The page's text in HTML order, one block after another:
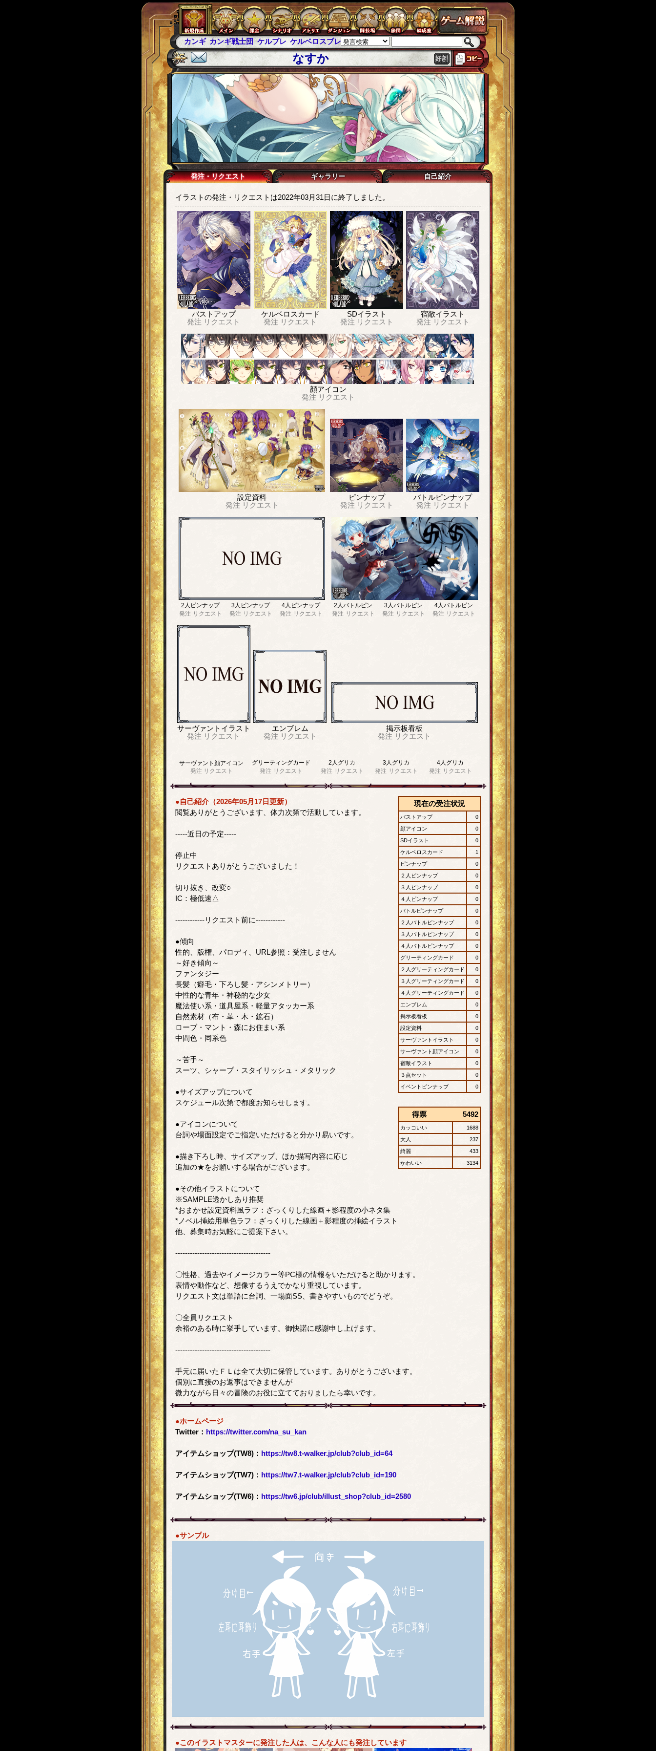
カンギ カンギ戦士団 ケルブレ ケルベロスブレイド スパイラス チェインパラドクス ローカスト 城ヶ島
なすか
発注・リクエスト ギャラリー 自己紹介
イラストの発注・リクエストは2022年03月31日に終了しました。
バストアップ
発注 リクエスト
ケルベロスカード
発注 リクエスト
SDイラスト
発注 リクエスト
宿敵イラスト
発注 リクエスト
顔アイコン
発注 リクエスト
設定資料
発注 リクエスト
ピンナップ
発注 リクエスト
バトルピンナップ
発注 リクエスト
2人ピンナップ
発注 リクエスト
3人ピンナップ
発注 リクエスト
4人ピンナップ
発注 リクエスト
2人バトルピン
発注 リクエスト
3人バトルピン
発注 リクエスト
4人バトルピン
発注 リクエスト
サーヴァントイラスト
発注 リクエスト
エンブレム
発注 リクエスト
掲示板看板
発注 リクエスト
サーヴァント顔アイコン
発注 リクエスト
グリーティングカード
発注 リクエスト
2人グリカ
発注 リクエスト
3人グリカ
発注 リクエスト
4人グリカ
発注 リクエスト
現在の受注状況
バストアップ
0
顔アイコン
0
SDイラスト
0
ケルベロスカード
1
ピンナップ
0
２人ピンナップ
0
３人ピンナップ
0
４人ピンナップ
0
バトルピンナップ
0
２人バトルピンナップ
0
３人バトルピンナップ
0
４人バトルピンナップ
0
グリーティングカード
0
２人グリーティングカード
0
３人グリーティングカード
0
４人グリーティングカード
0
エンブレム
0
掲示板看板
0
設定資料
0
サーヴァントイラスト
0
サーヴァント顔アイコン
0
宿敵イラスト
0
３点セット
0
イベントピンナップ
0
得票 5492
カッコいい
1688
大人
237
綺麗
433
かわいい
3134
●自己紹介（2026年05月17日更新）
閲覧ありがとうございます、体力次第で活動しています。
-----近日の予定-----
停止中
リクエストありがとうございました！
切り抜き、改変○
IC：極低速△
------------リクエスト前に------------
●傾向
性的、版権、パロディ、URL参照：受注しません
～好き傾向～
ファンタジー
長髪（癖毛・下ろし髪・アシンメトリー）
中性的な青年・神秘的な少女
魔法使い系・道具屋系・軽量アタッカー系
自然素材（布・革・木・鉱石）
ローブ・マント・森にお住まい系
中間色・同系色
～苦手～
スーツ、シャープ・スタイリッシュ・メタリック
●サイズアップについて
スケジュール次第で都度お知らせします。
●アイコンについて
台詞や場面設定でご指定いただけると分かり易いです。
●描き下ろし時、サイズアップ、ほか描写内容に応じ
追加の★をお願いする場合がございます。
●その他イラストについて
※SAMPLE透かしあり推奨
*おまかせ設定資料風ラフ：ざっくりした線画＋影程度の小ネタ集
*ノベル挿絵用単色ラフ：ざっくりした線画＋影程度の挿絵イラスト
他、募集時お気軽にご提案下さい。
---------------------------------------
〇性格、過去やイメージカラー等PC様の情報をいただけると助かります。
表情や動作など、想像するうえでかなり重視しています。
リクエスト文は単語に台詞、一場面SS、書きやすいものでどうぞ。
〇全員リクエスト
余裕のある時に挙手しています。御快諾に感謝申し上げます。
---------------------------------------
手元に届いたＦＬは全て大切に保管しています。ありがとうございます。
個別に直接のお返事はできませんが
微力ながら日々の冒険のお役に立てておりましたら幸いです。
●ホームページ
Twitter： https://twitter.com/na_su_kan
アイテムショップ(TW8)： https://tw8.t-walker.jp/club?club_id=64
アイテムショップ(TW7)： https://tw7.t-walker.jp/club?club_id=190
アイテムショップ(TW6)： https://tw6.jp/club/illust_shop?club_id=2580
●サンプル
●このイラストマスターに発注した人は、こんな人にも発注しています